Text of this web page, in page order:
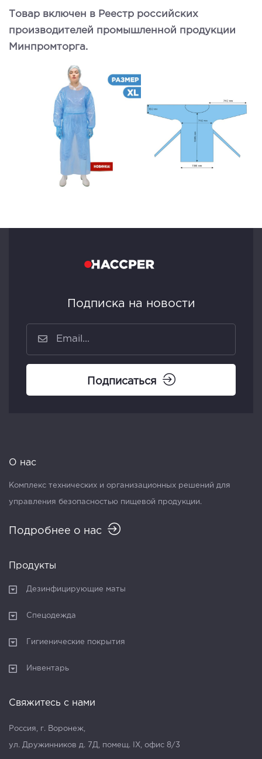
Товар включен в Реестр российских
производителей промышленной продукции
Минпромторга.
Подписка на новости
Подписаться
О нас
Комплекс технических и организационных решений для
управления безопасностью пищевой продукции.
Подробнее о нас
Продукты
Дезинфицирующие маты
Спецодежда
Гигиенические покрытия
Инвентарь
Свяжитесь с нами
Россия, г. Воронеж,
ул. Дружинников д. 7Д, помещ. IX, офис 8/3